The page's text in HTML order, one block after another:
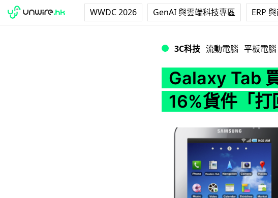
WWDC 2026 GenAI 與雲端科技專區 ERP
3C科技 流動電腦 平板電腦
Galaxy Tab
16%貨件「打